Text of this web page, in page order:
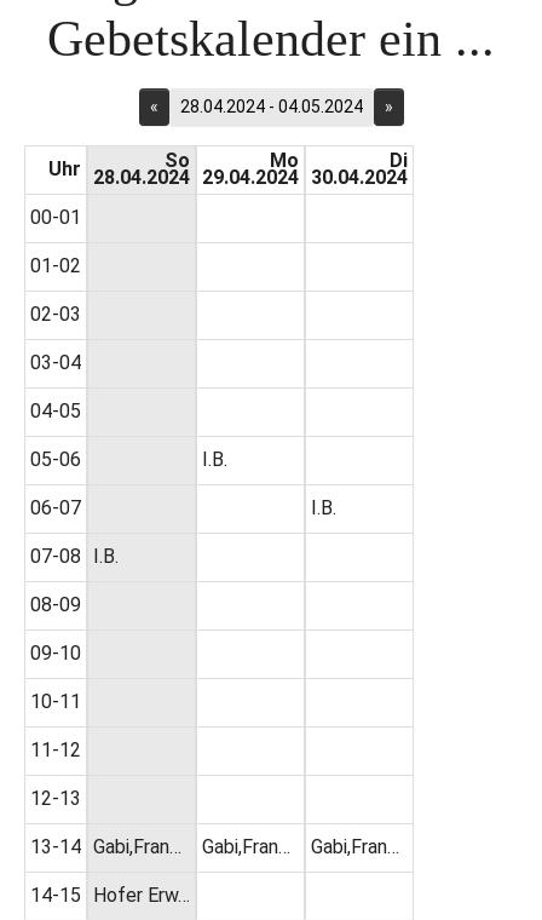
Gebetskalender ein ...
« 28.04.2024 - 04.05.2024 »
Uhr
00-01
01-02
02-03
03-04
04-05
05-06
06-07
07-08
08-09
09-10
10-11
11-12
12-13
13-14
14-15
So
28.04.2024
I.B.
Gabi,Fran…
Hofer Erw…
Mo
29.04.2024
I.B.
Gabi,Fran…
Di
30.04.2024
I.B.
Gabi,Fran…